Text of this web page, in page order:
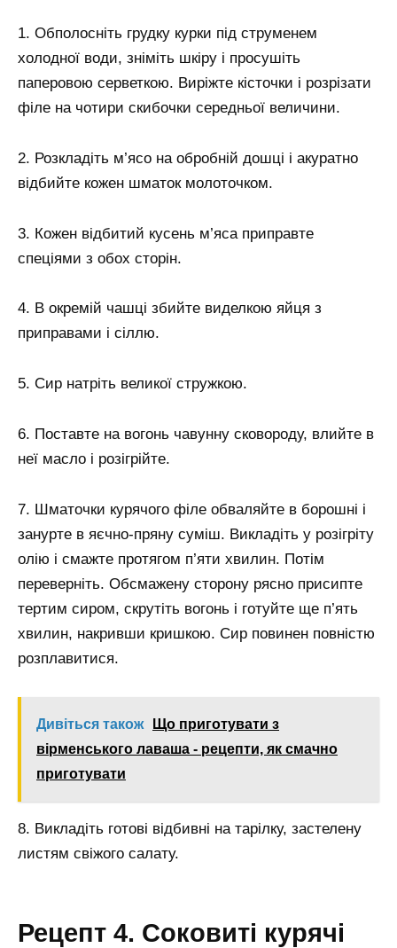
1. Обполосніть грудку курки під струменем
холодної води, зніміть шкіру і просушіть
паперовою серветкою. Виріжте кісточки і розрізати
філе на чотири скибочки середньої величини.
2. Розкладіть м’ясо на обробній дошці і акуратно
відбийте кожен шматок молоточком.
3. Кожен відбитий кусень м’яса приправте
спеціями з обох сторін.
4. В окремій чашці збийте виделкою яйця з
приправами і сіллю.
5. Сир натріть великої стружкою.
6. Поставте на вогонь чавунну сковороду, влийте в
неї масло і розігрійте.
7. Шматочки курячого філе обваляйте в борошні і
занурте в яєчно-пряну суміш. Викладіть у розігріту
олію і смажте протягом п’яти хвилин. Потім
переверніть. Обсмажену сторону рясно присипте
тертим сиром, скрутіть вогонь і готуйте ще п’ять
хвилин, накривши кришкою. Сир повинен повністю
розплавитися.
Дивіться також
Що приготувати з
вірменського лаваша - рецепти, як смачно
приготувати
8. Викладіть готові відбивні на тарілку, застелену
листям свіжого салату.
Рецепт 4. Соковиті курячі